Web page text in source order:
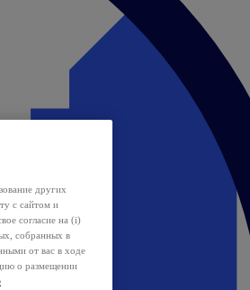
других
с сайтом и
согласие на (i)
собранных в
от вас в ходе
о размещении